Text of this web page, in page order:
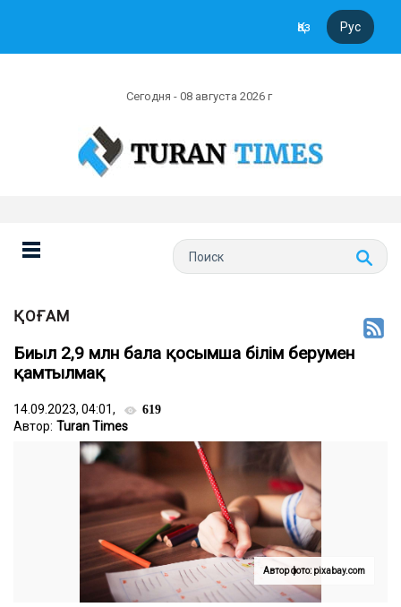
Қаз Рус
Сегодня - 08 августа 2026 г
ҚОҒАМ
Биыл 2,9 млн бала қосымша білім берумен
қамтылмақ
14.09.2023, 04:01, 619
Автор: Turan Times
Автор фото: pixabay.com